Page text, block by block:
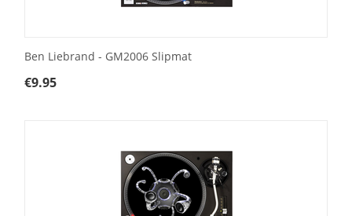
Ben Liebrand - GM2006 Slipmat
€9.95